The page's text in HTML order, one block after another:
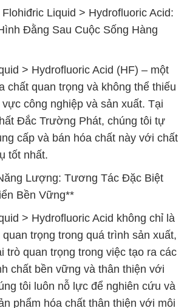
Liquid > Hydrofluoric Acid:
Đằng Sau Cuộc Sống Hàng
> Hydrofluoric Acid (HF) – một
chất quan trọng và không thể thiếu
công nghiệp và sản xuất. Tại
Đắc Trường Phát, chúng tôi tự
cấp và bán hóa chất này với chất
tốt nhất.
Lượng: Tương Tác Đặc Biệt
Bền Vững**
> Hydrofluoric Acid không chỉ là
trọng trong quá trình sản xuất,
trò quan trọng trong việc tạo ra các
chất bền vững và thân thiện với
tôi luôn nỗ lực để nghiên cứu và
phẩm hóa chất thân thiện với môi